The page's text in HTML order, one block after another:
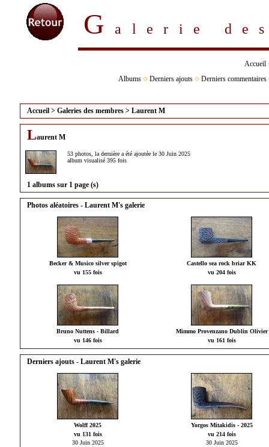
Galerie
Accueil
Albums
Derniers ajouts Derniers commentaires
Accueil > Galeries des membres > Laurent M
Laurent M
53 photos, la dernière a été ajoutée le 30 Juin 2025
album visualisé 395 fois
1 albums sur 1 page (s)
Photos aléatoires - Laurent M's galerie
Becker & Musico silver spigot
vu 155 fois
Castello sea rock briar KK
vu 204 fois
Bruno Nuttens - Billard
vu 146 fois
Mimmo Provenzano Dublin Olivier
vu 161 fois
Derniers ajouts - Laurent M's galerie
Wolff 2025
vu 131 fois
30 Juin 2025
Yorgos Mitakidis - 2025
vu 214 fois
30 Juin 2025